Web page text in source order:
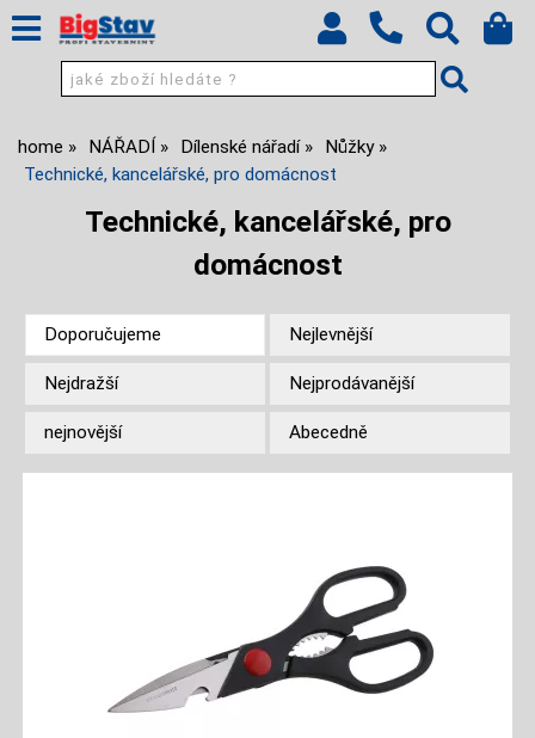
home NÁŘADÍ Dílenské nářadí
Nůžky
Technické, kancelářské, pro domácnost
Technické, kancelářské, pro
domácnost
Doporučujeme Nejlevnější
Nejdražší Nejprodávanější
nejnovější Abecedně